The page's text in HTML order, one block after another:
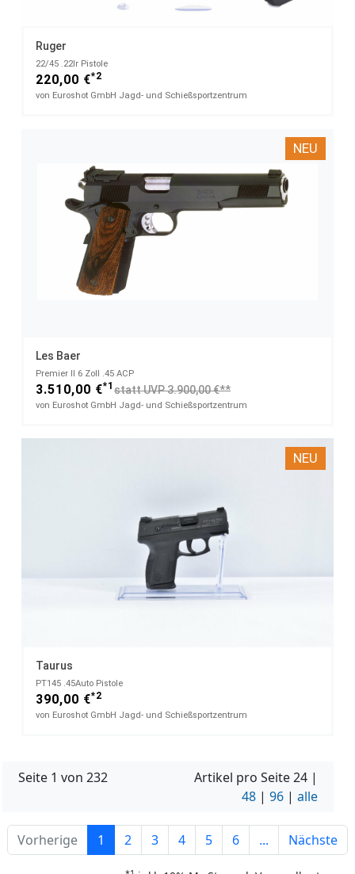
Ruger
22/45​ .22lr Pistole
220,00 €*2
von Euroshot GmbH Jagd- und Schießsportzentrum
NEU
Les Baer
Premier II 6 Zoll .45 ACP
3.510,00 €*1 statt UVP 3.900,00 €**
von Euroshot GmbH Jagd- und Schießsportzentrum
NEU
Taurus
PT145​ .45Auto Pistole
390,00 €*2
von Euroshot GmbH Jagd- und Schießsportzentrum
Seite 1 von 232 Artikel pro Seite24 |
48 | 96 | alle
Vorherige 1 2 3 4 5 6 ... Nächste